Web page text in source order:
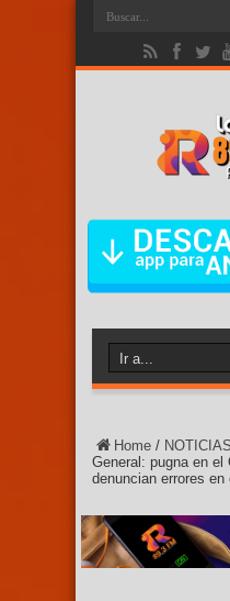
Home / NOTICIAS
General: pugna en
denuncian errores